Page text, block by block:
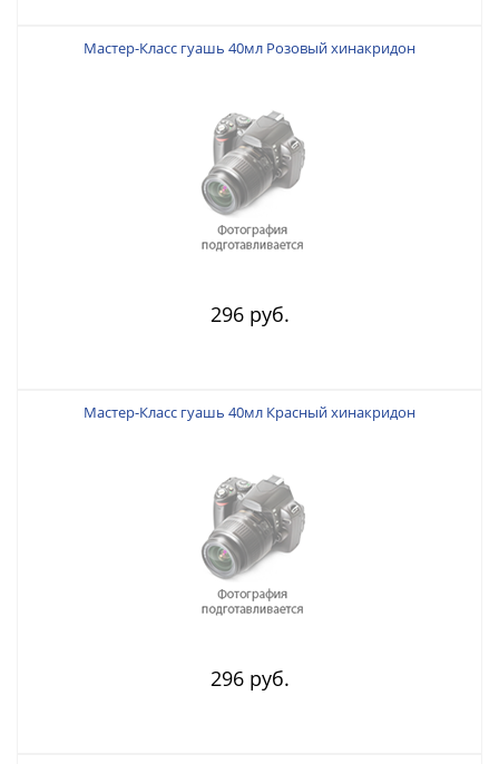
Мастер-Класс гуашь 40мл Розовый хинакридон
296 руб.
Мастер-Класс гуашь 40мл Красный хинакридон
296 руб.